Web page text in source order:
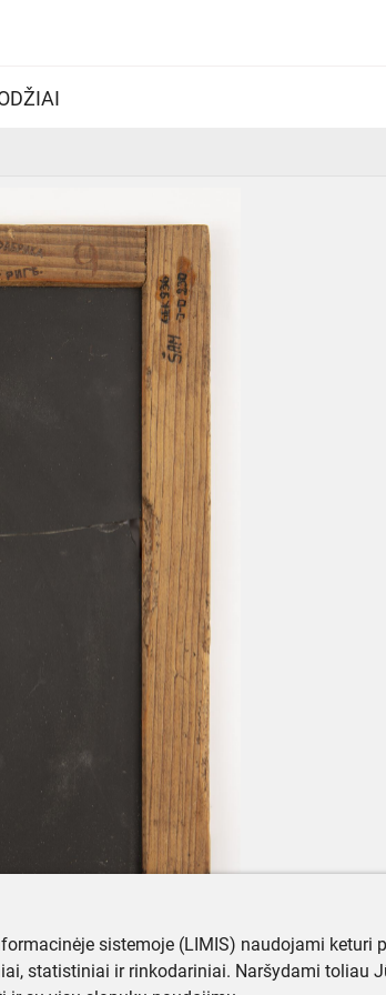
sistemoje (LIMIS) naudojami keturi
statistiniai ir rinkodariniai. Naršydami toliau